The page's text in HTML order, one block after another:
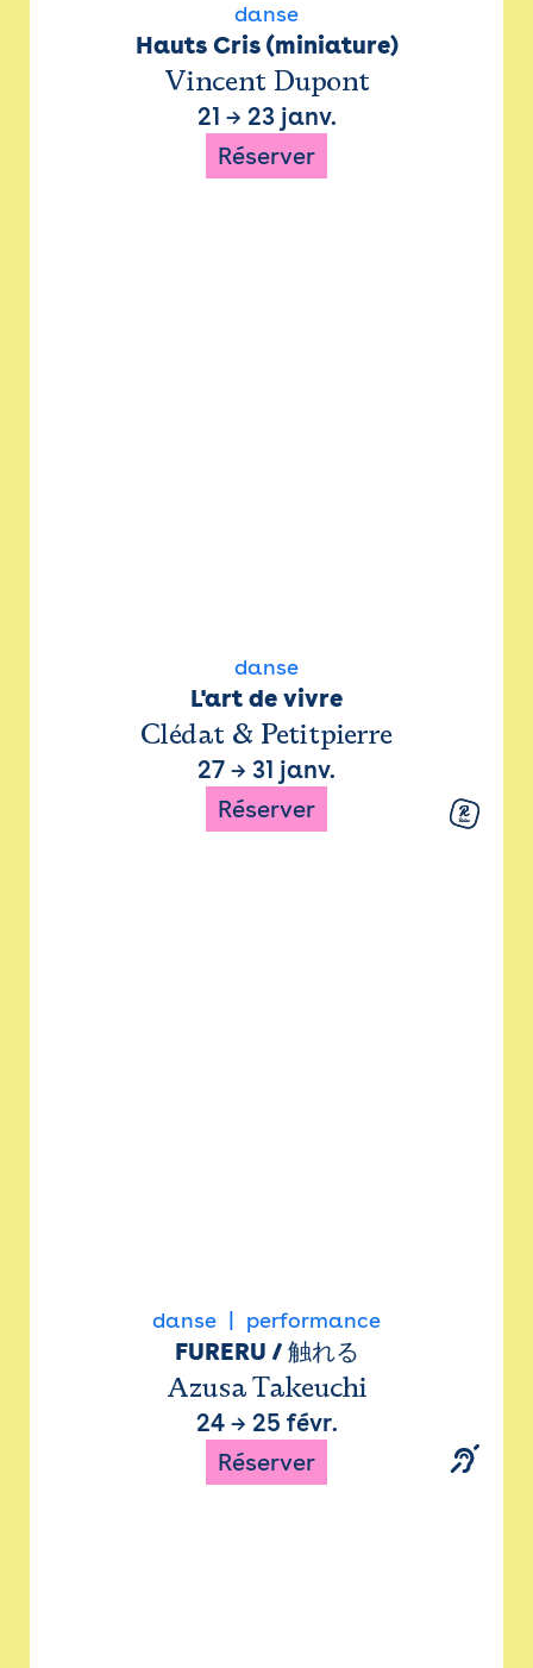
danse
Hauts Cris (miniature)
Vincent Dupont
21 → 23 janv.
Réserver
danse
L'art de vivre
Clédat & Petitpierre
27 → 31 janv.
Réserver
danse performance
FURERU / 触れる
Azusa Takeuchi
24→ 25 févr.
Réserver